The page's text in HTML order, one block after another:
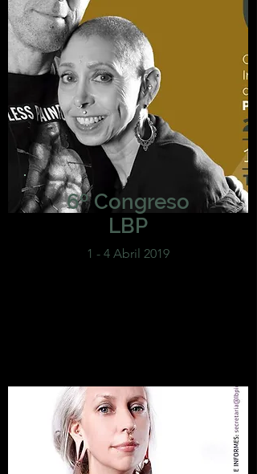
6º Congreso
LBP
1 - 4 Abril 2019